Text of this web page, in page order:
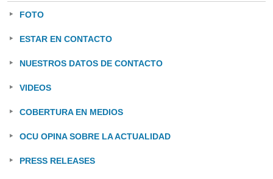
FOTO
ESTAR EN CONTACTO
NUESTROS DATOS DE CONTACTO
VIDEOS
COBERTURA EN MEDIOS
OCU OPINA SOBRE LA ACTUALIDAD
PRESS RELEASES